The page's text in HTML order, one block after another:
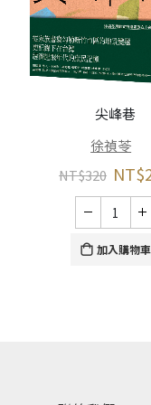
尖峰巷
徐禎苓
NT$320 NT$
加入購物車